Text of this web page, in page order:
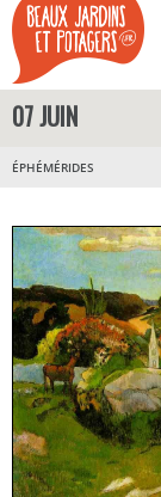
07 JUIN
ÉPHÉMÉRIDES